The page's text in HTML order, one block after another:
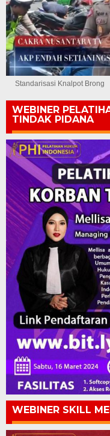
Standarisasi Knalpot Brong
WEBINER
TINDAK PIDANA
WEBINER SKILL